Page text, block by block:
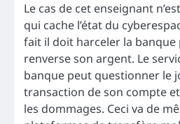
Le cas de cet enseignant
qui cache l’état du
fait il doit harceler la banque
renverse son argent. Le
banque peut questionner le
transaction de son compte
les dommages. Ceci va de